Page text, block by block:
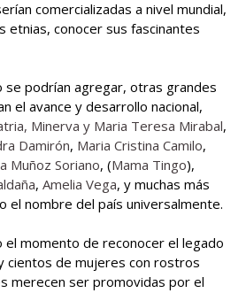
comercializadas a nivel mundial,
etnias, conocer sus fascinantes
se podrían agregar, otras grandes
el avance y desarrollo nacional,
Minerva y Maria Teresa Mirabal,
Damirón, Maria Cristina Camilo,
Muñoz Soriano, (Mama Tingo),
, Amelia Vega, y muchas más
el nombre del país universalmente.
el momento de reconocer el legado
cientos de mujeres con rostros
merecen ser promovidas por el